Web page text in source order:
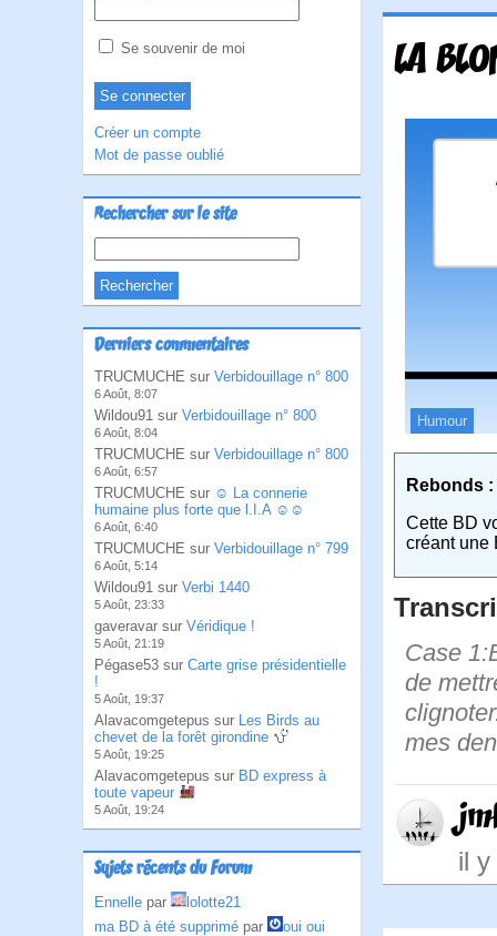
Se souvenir de moi
Créer un compte
Mot de passe oublié
Rechercher sur le site
Derniers commentaires
TRUCMUCHE sur Verbidouillage n° 800
6 Août, 8:07
Wildou91 sur Verbidouillage n° 800
6 Août, 8:04
TRUCMUCHE sur Verbidouillage n° 800
6 Août, 6:57
TRUCMUCHE sur ☺ La connerie
humaine plus forte que l.I.A ☺☺
6 Août, 6:40
TRUCMUCHE sur Verbidouillage n° 799
6 Août, 5:14
Wildou91 sur Verbi 1440
5 Août, 23:33
gaveravar sur Véridique !
5 Août, 21:19
Pégase53 sur Carte grise présidentielle
!
5 Août, 19:37
Alavacomgetepus sur Les Birds au
chevet de la forêt girondine
5 Août, 19:25
Alavacomgetepus sur BD express à
toute vapeur
5 Août, 19:24
Sujets récents du Forum
Ennelle par
lolotte21
ma BD à été supprimé par
oui oui
LA
Humour
Rebonds :
Cette BD
créant une
Case
de
mes
il